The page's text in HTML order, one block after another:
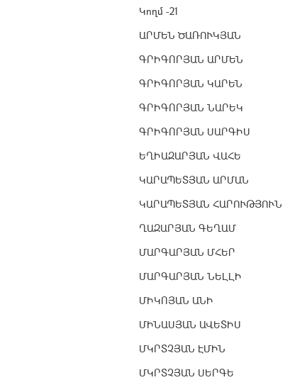
Կողմ -21
ԱՐՄԵՆ ԾԱՌՈՒԿՅԱՆ
ԳՐԻԳՈՐՅԱՆ ԱՐՄԵՆ
ԳՐԻԳՈՐՅԱՆ ԿԱՐԵՆ
ԳՐԻԳՈՐՅԱՆ ՆԱՐԵԿ
ԳՐԻԳՈՐՅԱՆ ՍԱՐԳԻՍ
ԵՂԻԱԶԱՐՅԱՆ ՎԱՀԵ
ԿԱՐԱՊԵՏՅԱՆ ԱՐՄԱՆ
ԿԱՐԱՊԵՏՅԱՆ ՀԱՐՈՒԹՅՈՒՆ
ՂԱԶԱՐՅԱՆ ԳԵՂԱՄ
ՄԱՐԳԱՐՅԱՆ ՄՀԵՐ
ՄԱՐԳԱՐՅԱՆ ՆԵԼԼԻ
ՄԻԿՈՅԱՆ ԱՆԻ
ՄԻՆԱՍՅԱՆ ԱՎԵՏԻՍ
ՄԿՐՏՉՅԱՆ ԷՄԻՆ
ՄԿՐՏՉՅԱՆ ՍԵՐԳԵ